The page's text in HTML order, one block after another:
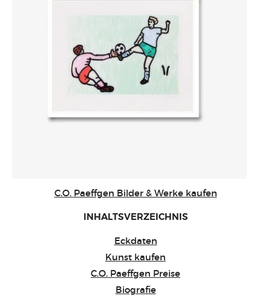
C.O. Paeffgen Bilder & Werke kaufen
INHALTSVERZEICHNIS
Eckdaten
Kunst kaufen
C.O. Paeffgen Preise
Biografie